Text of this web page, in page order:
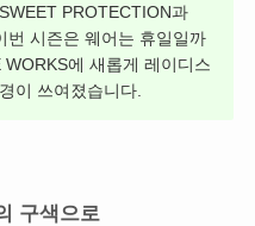
PROTECTION과
번 시즌은 웨어는 휴일일까
에 새롭게 레이디스
이 쓰여졌습니다.
구색으로